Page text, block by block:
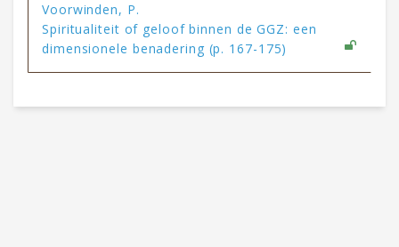
Voorwinden, P.
Spiritualiteit of geloof binnen de GGZ: een
dimensionele benadering (p. 167-175)